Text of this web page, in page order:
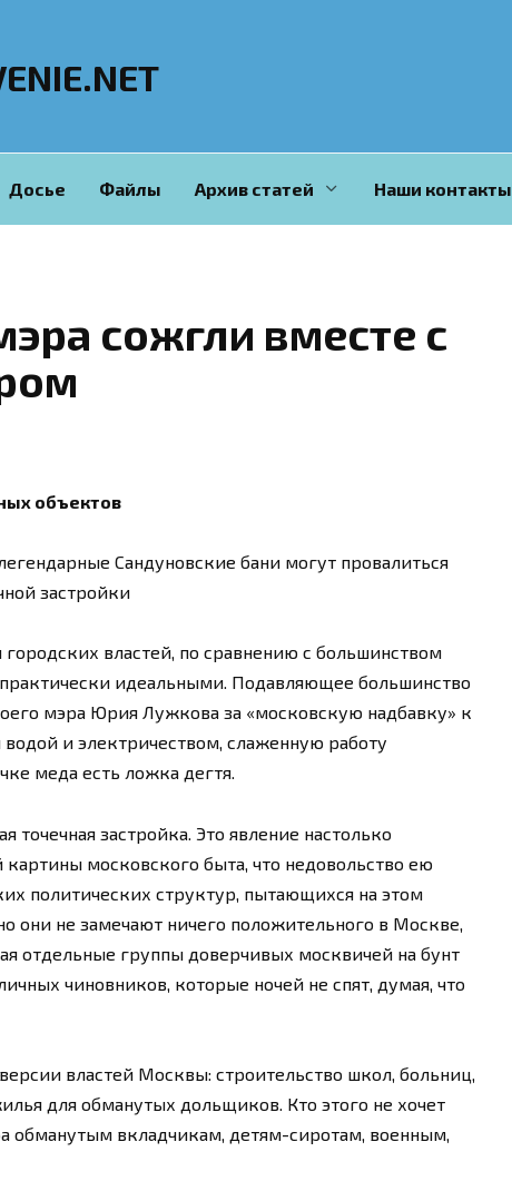
Досье Файлы Архив статей Наши контакты
сожгли вместе с
объектов
Сандуновские бани могут провалиться
застройки
властей, по сравнению с большинством
идеальными. Подавляющее большинство
мэра Юрия Лужкова за «московскую надбавку» к
и электричеством, слаженную работу
меда есть ложка дегтя.
точечная застройка. Это явление настолько
московского быта, что недовольство ею
политических структур, пытающихся на этом
они не замечают ничего положительного в Москве,
отдельные группы доверчивых москвичей на бунт
чиновников, которые ночей не спят, думая, что
властей Москвы: строительство школ, больниц,
для обманутых дольщиков. Кто этого не хочет
обманутым вкладчикам, детям-сиротам, военным,